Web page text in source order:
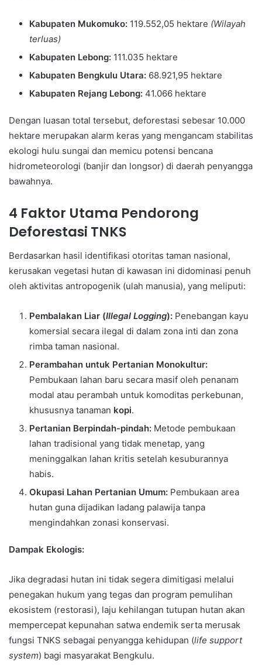
Kabupaten Mukomuko: 119.552,05 hektare (Wilayah
terluas)
Kabupaten Lebong: 111.035 hektare
Kabupaten Bengkulu Utara: 68.921,95 hektare
Kabupaten Rejang Lebong: 41.066 hektare
Dengan luasan total tersebut, deforestasi sebesar 10.000
hektare merupakan alarm keras yang mengancam stabilitas
ekologi hulu sungai dan memicu potensi bencana
hidrometeorologi (banjir dan longsor) di daerah penyangga
bawahnya.
4 Faktor Utama Pendorong
Deforestasi TNKS
Berdasarkan hasil identifikasi otoritas taman nasional,
kerusakan vegetasi hutan di kawasan ini didominasi penuh
oleh aktivitas antropogenik (ulah manusia), yang meliputi:
Pembalakan Liar (Illegal Logging): Penebangan kayu
komersial secara ilegal di dalam zona inti dan zona
rimba taman nasional.
Perambahan untuk Pertanian Monokultur:
Pembukaan lahan baru secara masif oleh penanam
modal atau perambah untuk komoditas perkebunan,
khususnya tanaman kopi.
Pertanian Berpindah-pindah: Metode pembukaan
lahan tradisional yang tidak menetap, yang
meninggalkan lahan kritis setelah kesuburannya
habis.
Okupasi Lahan Pertanian Umum: Pembukaan area
hutan guna dijadikan ladang palawija tanpa
mengindahkan zonasi konservasi.
Dampak Ekologis:
Jika degradasi hutan ini tidak segera dimitigasi melalui
penegakan hukum yang tegas dan program pemulihan
ekosistem (restorasi), laju kehilangan tutupan hutan akan
mempercepat kepunahan satwa endemik serta merusak
fungsi TNKS sebagai penyangga kehidupan (life support
system) bagi masyarakat Bengkulu.